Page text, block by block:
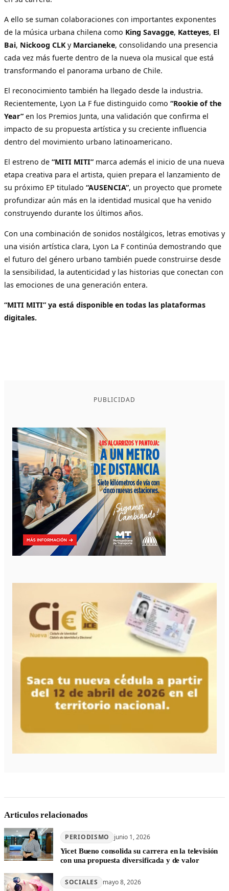
A ello se suman colaboraciones con importantes exponentes
de la música urbana chilena como King Savagge, Katteyes, El
Bai, Nickoog CLKy Marcianeke, consolidando una presencia
cada vez más fuerte dentro de la nueva ola musical que está
transformando el panorama urbano de Chile.
El reconocimiento también ha llegado desde la industria.
Recientemente, Lyon La F fue distinguido como “Rookie of the
Year” en los Premios Junta, una validación que confirma el
impacto de su propuesta artística y su creciente influencia
dentro del movimiento urbano latinoamericano.
El estreno de “MITI MITI” marca además el inicio de una nueva
etapa creativa para el artista, quien prepara el lanzamiento de
su próximo EP titulado “AUSENCIA”, un proyecto que promete
profundizar aún más en la identidad musical que ha venido
construyendo durante los últimos años.
Con una combinación de sonidos nostálgicos, letras emotivas y
una visión artística clara, Lyon La F continúa demostrando que
el futuro del género urbano también puede construirse desde
la sensibilidad, la autenticidad y las historias que conectan con
las emociones de una generación entera.
“MITI MITI” ya está disponible en todas las plataformas
digitales.
PUBLICIDAD
Articulos relacionados
PERIODISMO junio 1, 2026
Yicet Bueno consolida su carrera en la televisión
con una propuesta diversificada y de valor
SOCIALES mayo 8, 2026